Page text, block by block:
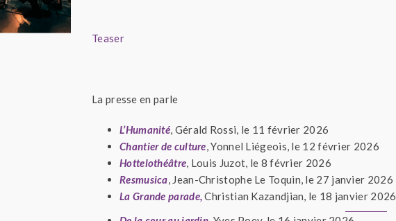
Teaser
La presse en parle
L’Humanité, Gérald Rossi, le 11 février 2026
Chantier de culture, Yonnel Liégeois, le 12 février 2026
Hottelothéâtre, Louis Juzot, le 8 février 2026
Resmusica, Jean-Christophe Le Toquin, le 27 janvier 2026
La Grande parade,Christian Kazandjian, le 18 janvier 2026